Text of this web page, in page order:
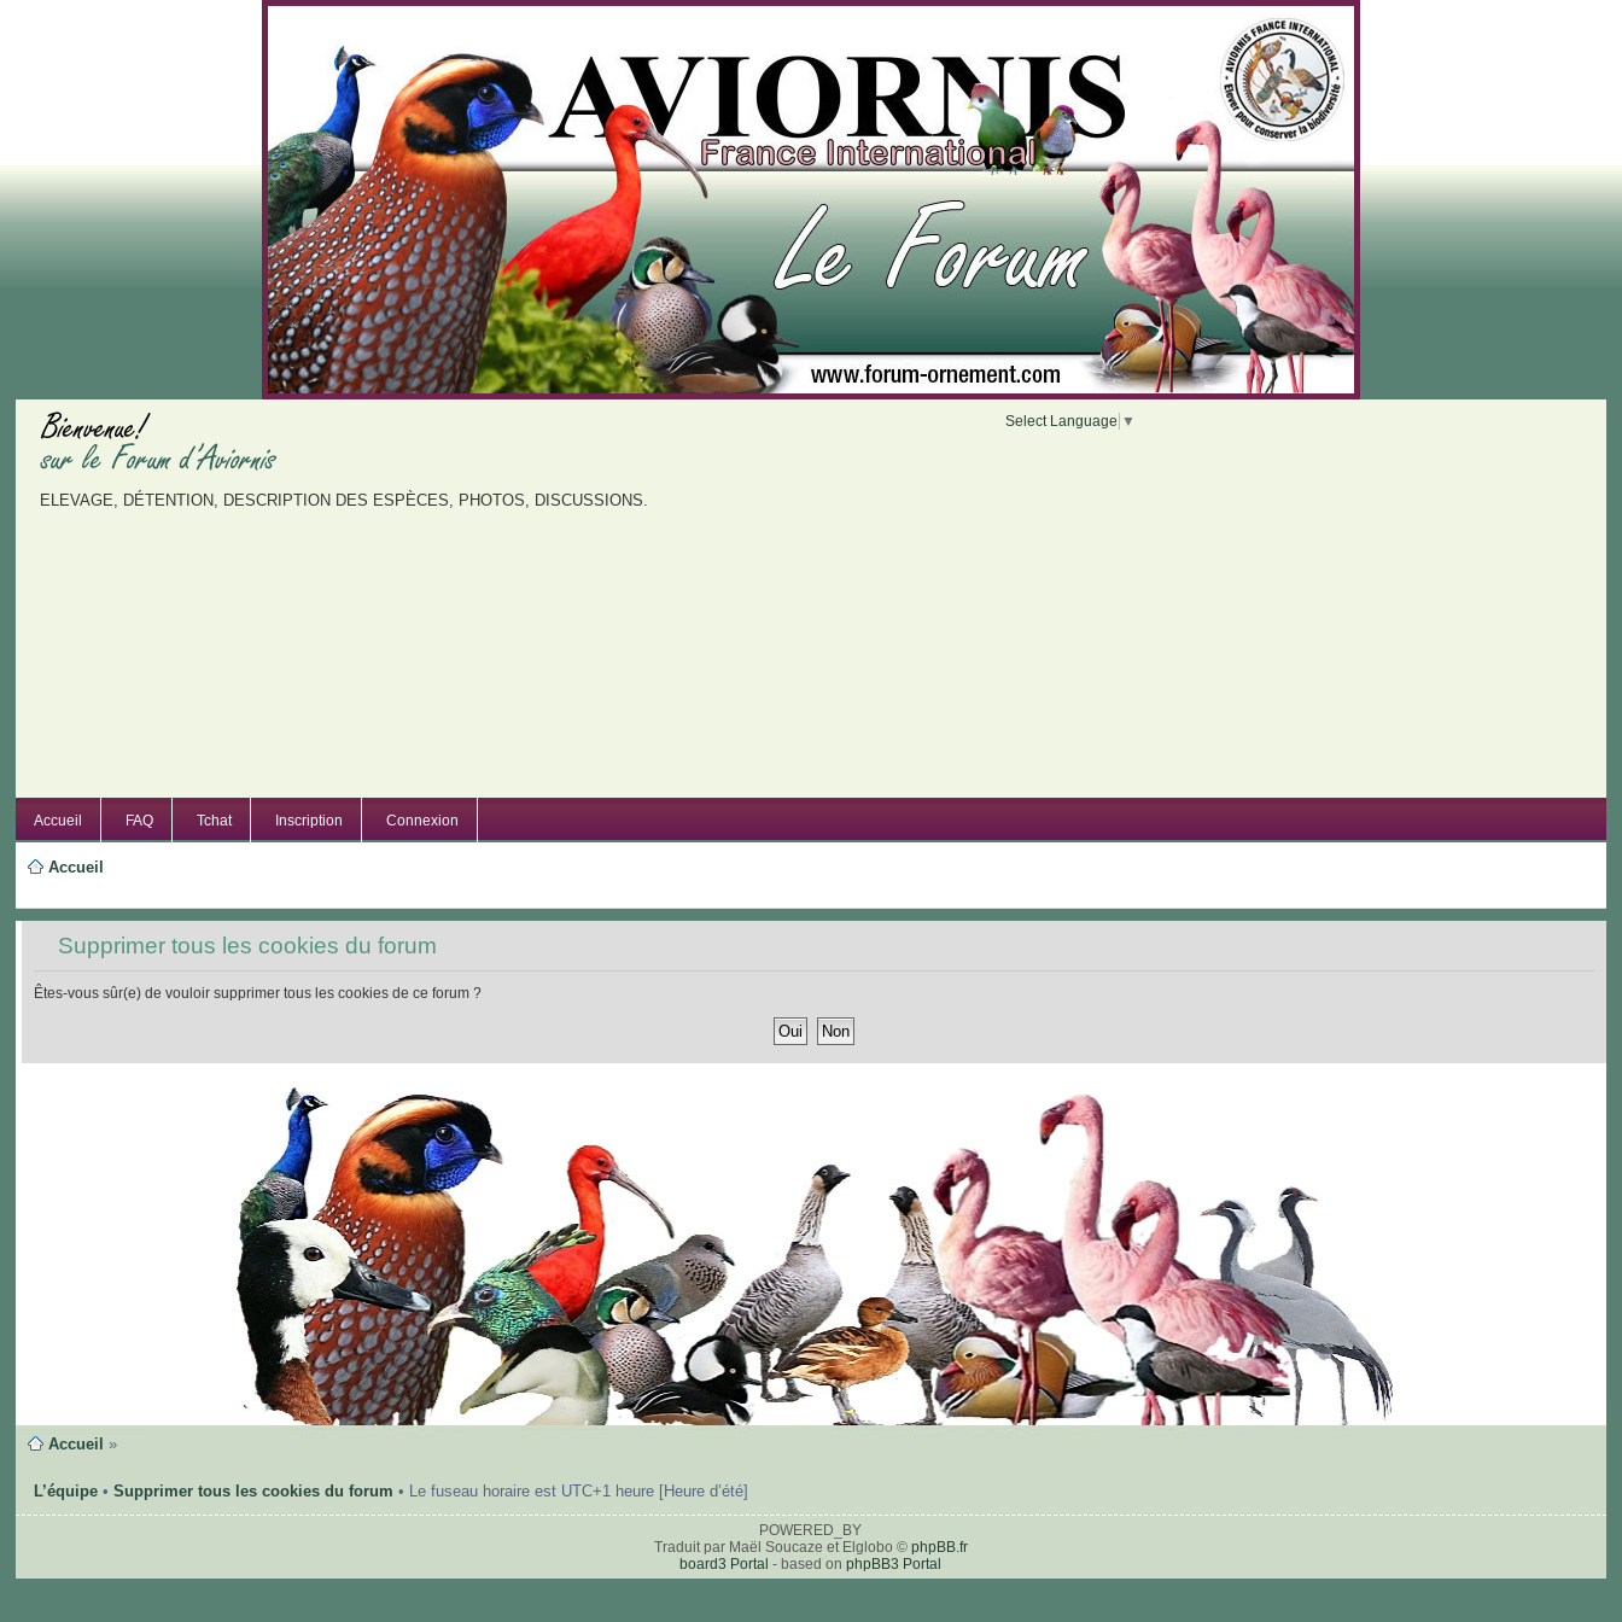
Select Language ▼
ELEVAGE, DÉTENTION, DESCRIPTION DES ESPÈCES, PHOTOS, DISCUSSIONS.
Accueil FAQ Tchat Inscription Connexion
Accueil
Supprimer tous les cookies du forum
Êtes-vous sûr(e) de vouloir supprimer tous les cookies de ce forum ?
Accueil »
L’équipe •Supprimer tous les cookies du forum • Le fuseau horaire est UTC+1 heure [Heure d’été]
POWERED_BY
Traduit par Maël Soucaze et Elglobo © phpBB.fr
board3 Portal - based onphpBB3 Portal